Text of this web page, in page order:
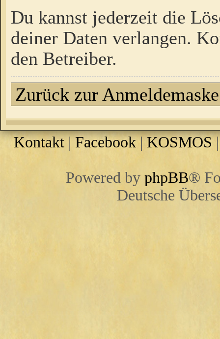
Du kannst jederzeit die
deiner Daten verlangen.
den Betreiber.
Zurück zur Anmeldemaske
Kontakt | Facebook| KOSMOS
Powered by phpBB®
Deutsche